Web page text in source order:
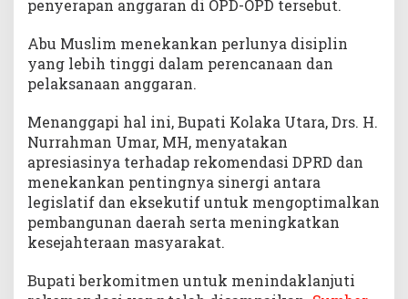
penyerapan anggaran di OPD-OPD tersebut.
Abu Muslim menekankan perlunya disiplin
yang lebih tinggi dalam perencanaan dan
pelaksanaan anggaran.
Menanggapi hal ini, Bupati Kolaka Utara, Drs. H.
Nurrahman Umar, MH, menyatakan
apresiasinya terhadap rekomendasi DPRD dan
menekankan pentingnya sinergi antara
legislatif dan eksekutif untuk mengoptimalkan
pembangunan daerah serta meningkatkan
kesejahteraan masyarakat.
Bupati berkomitmen untuk menindaklanjuti